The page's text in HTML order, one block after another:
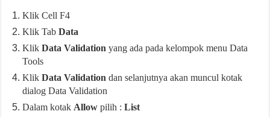
Klik Cell F4
Klik TabData
KlikData Validation yang ada pada kelompok menu Data
Tools
KlikData Validation dan selanjutnya akan muncul kotak
dialog Data Validation
Dalam kotak Allow pilih :List